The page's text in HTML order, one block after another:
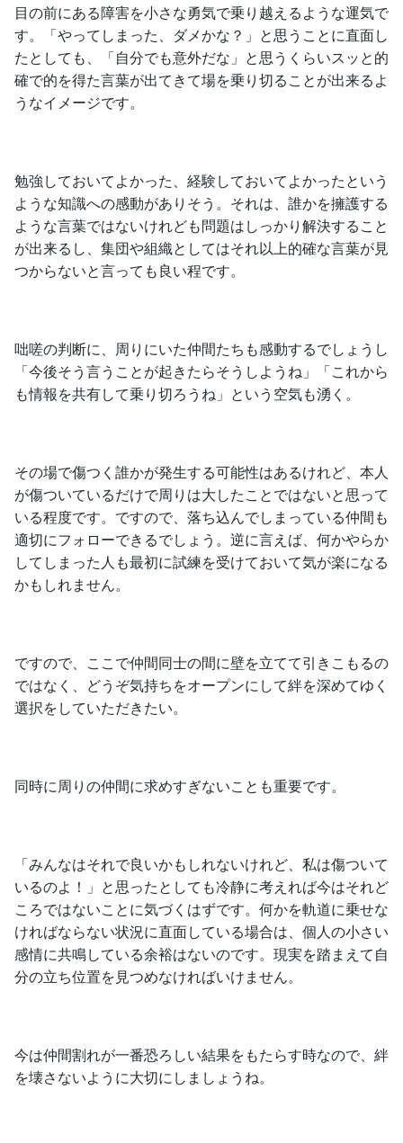
目の前にある障害を小さな勇気で乗り越えるような運気で
す。「やってしまった、ダメかな？」と思うことに直面し
たとしても、「自分でも意外だな」と思うくらいスッと的
確で的を得た言葉が出てきて場を乗り切ることが出来るよ
うなイメージです。
勉強しておいてよかった、経験しておいてよかったという
ような知識への感動がありそう。それは、誰かを擁護する
ような言葉ではないけれども問題はしっかり解決すること
が出来るし、集団や組織としてはそれ以上的確な言葉が見
つからないと言っても良い程です。
咄嗟の判断に、周りにいた仲間たちも感動するでしょうし
「今後そう言うことが起きたらそうしようね」「これから
も情報を共有して乗り切ろうね」という空気も湧く。
その場で傷つく誰かが発生する可能性はあるけれど、本人
が傷ついているだけで周りは大したことではないと思って
いる程度です。ですので、落ち込んでしまっている仲間も
適切にフォローできるでしょう。逆に言えば、何かやらか
してしまった人も最初に試練を受けておいて気が楽になる
かもしれません。
ですので、ここで仲間同士の間に壁を立てて引きこもるの
ではなく、どうぞ気持ちをオープンにして絆を深めてゆく
選択をしていただきたい。
同時に周りの仲間に求めすぎないことも重要です。
「みんなはそれで良いかもしれないけれど、私は傷ついて
いるのよ！」と思ったとしても冷静に考えれば今はそれど
ころではないことに気づくはずです。何かを軌道に乗せな
ければならない状況に直面している場合は、個人の小さい
感情に共鳴している余裕はないのです。現実を踏まえて自
分の立ち位置を見つめなければいけません。
今は仲間割れが一番恐ろしい結果をもたらす時なので、絆
を壊さないように大切にしましょうね。